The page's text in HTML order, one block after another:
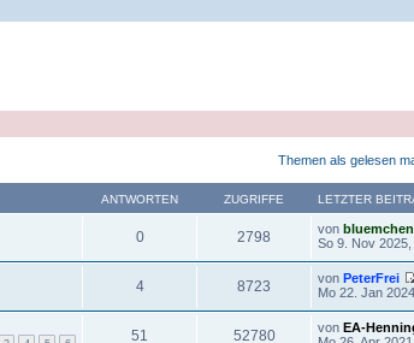
Themen als gelesen
ANTWORTEN ZUGRIFFE LETZTER
0 2798 von bluemchen
So 9. Nov 2025,
4 8723 von PeterFrei
Mo 22. Jan
51 52780 von EA-